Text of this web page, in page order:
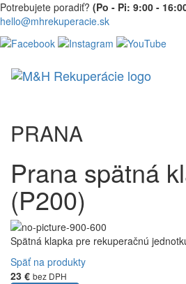
Potrebujete poradiť? (Po - Pi: 9:00 -
hello@mhrekuperacie.sk
PRANA
Prana spätná
(P200)
Spätná klapka pre rekuperačnú
Späť na produkty
23 € bez DPH